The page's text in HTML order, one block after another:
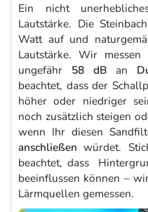
Ein nicht
Lautstärke. Die
Watt auf und
Lautstärke. Wir
ungefähr 58 dB an
beachtet, dass der
höher oder niedriger
noch zusätzlich steigen
wenn Ihr diesen
anschließen würdet.
beachtet, dass
beeinflussen können –
Lärmquellen gemessen.